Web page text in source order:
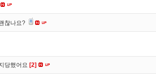
찮나요?
당했어요 [2]